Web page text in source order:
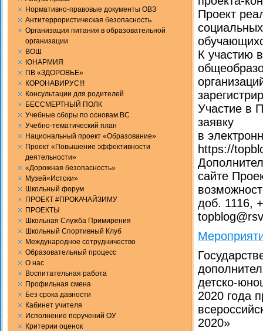
Нормативно-правовые документы ОВЗ
Антитеррористическая безопасность
Организация питания в образовательной
организации
ВОШ
ЮНАРМИЯ
ПВ «ЗДОРОВЬЕ»
КОРОНАВИРУС!!!
Консультации для родителей
БЕССМЕРТНЫЙ ПОЛК
Учебные сборы по основам ВС
Учебно-тематический план
Национальный проект «Образование»
Проект «Повышение эффективности
деятельности»
«Дорожная безопасность»
Музей«Истоки»
Школьный форум
ПРОЕКТ #ПРОКАЧАЙЗИМУ
ПРОЕКТЫ
Школьная Служба Примирения
Школьный Спортивный Клуб
Международное сотрудничество
Образовательный процесс
О нас
Воспитательная работа
Профильная смена
Без срока давности
Кабинет учителя
Исполнение поручений ОУ
Критерии оценок
Проект
К участию
Участие в
заявку
в
https://
сайте
доб. 1116,
детско-
2020 года
2020»